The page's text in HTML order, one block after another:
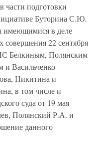
подготовки
Буторина С.Ю.
имеющимися в деле
совершения 22 сентября
Белкиным, Полянским
Васильченко
Никитина и
в том числе и
суда от 19 мая
Полянский Р.А. и
данного